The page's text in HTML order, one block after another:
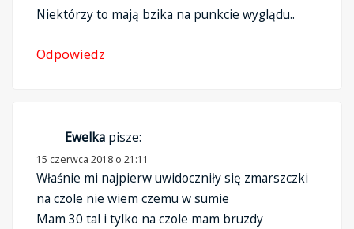
Niektórzy to mają bzika na punkcie wyglądu..
Odpowiedz
Ewelka pisze:
15 czerwca 2018 o 21:11
Właśnie mi najpierw uwidoczniły się zmarszczki
na czole nie wiem czemu w sumie
Mam 30 tal i tylko na czole mam bruzdy